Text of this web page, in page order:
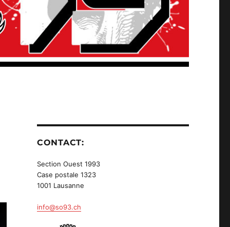
CONTACT:
Section Ouest 1993
Case postale 1323
1001 Lausanne
info@so93.ch